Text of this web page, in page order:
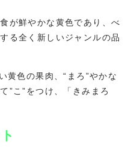
が鮮やかな黄色であり、べ
る全く新しいジャンルの品
黄色の果肉、“まろ”やかな
”こ”をつけ、「きみまろ